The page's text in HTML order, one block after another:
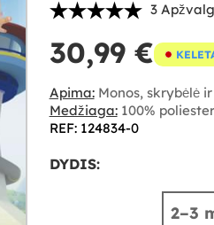
3
30,99 €
Apima:Monos, skrybėlė
Medžiaga:100%
REF: 124834-0
DYDIS:
2–3